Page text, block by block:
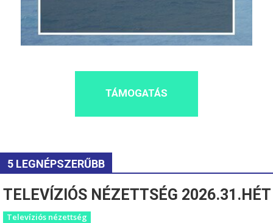
TÁMOGATÁS
5 LEGNÉPSZERŰBB
TELEVÍZIÓS NÉZETTSÉG 2026.31.HÉT
Televíziós nézettség